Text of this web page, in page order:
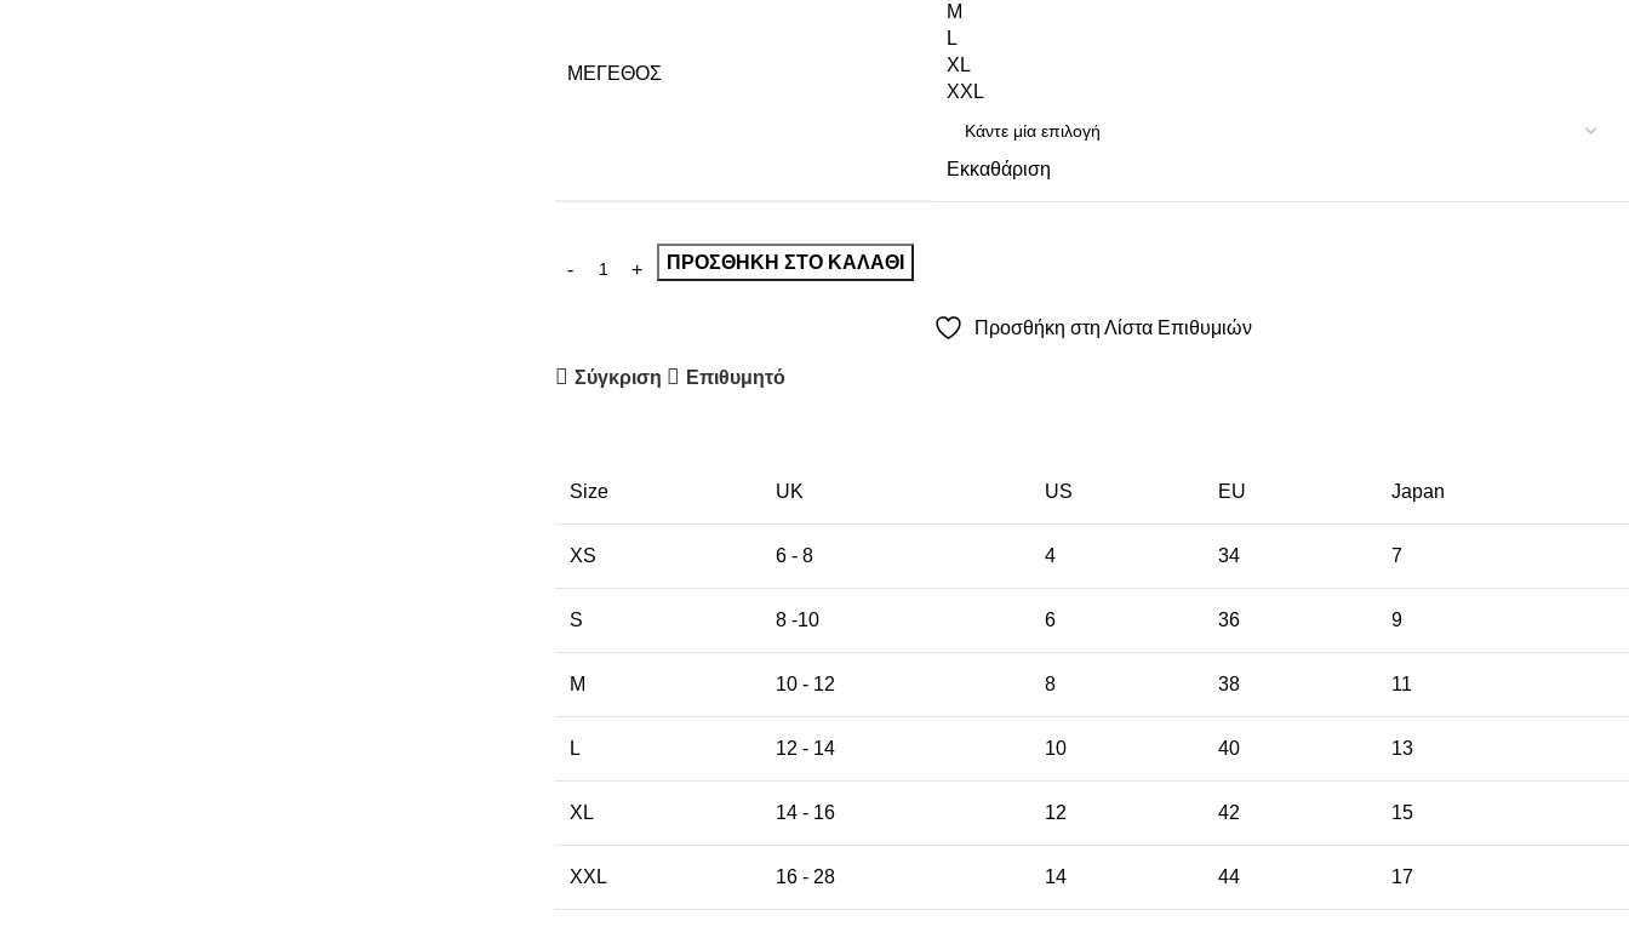
ΜΈΓΕΘΟΣ
M
L
XL
XXL
Εκκαθάριση
ΠΡΟΣΘΉΚΗ ΣΤΟ ΚΑΛΆΘΙ
Προσθήκη στη Λίστα Επιθυμιών
Σύγκριση Επιθυμητό
Size UK US EU Japan
XS 6 - 8 4 34 7
S 8 -10 6 36 9
M 10 - 12 8 38 11
L 12 - 14 10 40 13
XL 14 - 16 12 42 15
XXL 16 - 28 14 44 17